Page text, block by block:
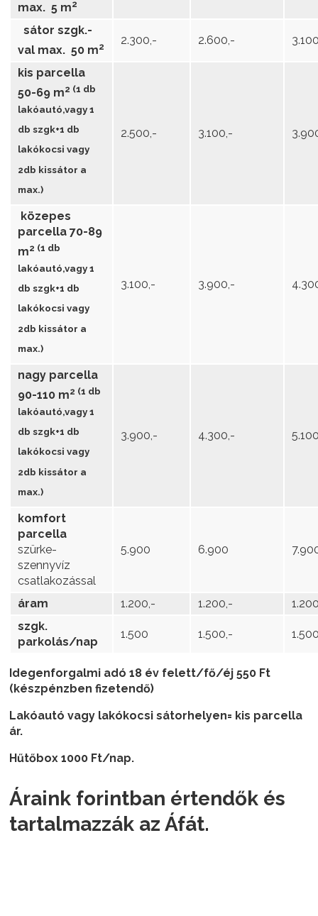
max. 5 m2
sátor szgk.-
val max. 50 m2 2.300,- 2.600,-
kis parcella
50-69 m2 (1 db
lakóautó,vagy 1
db szgk+1 db
lakókocsi vagy
2db kissátor a
max.)
2.500,- 3.100,-
közepes
parcella 70-89
m2 (1 db
lakóautó,vagy 1
db szgk+1 db
lakókocsi vagy
2db kissátor a
max.)
3.100,- 3.900,-
nagy parcella
90-110 m2 (1 db
lakóautó,vagy 1
db szgk+1 db
lakókocsi vagy
2db kissátor a
max.)
3.900,- 4.300,-
komfort
parcella
szürke-
szennyvíz
csatlakozással
5.900 6.900
áram 1.200,- 1.200,-
szgk.
parkolás/nap
1.500 1.500,-
Idegenforgalmi adó 18 év felett/fő/éj 550 Ft
(készpénzben fizetendő)
Lakóautó vagy lakókocsi sátorhelyen= kis parcella
ár.
Hűtőbox 1000 Ft/nap.
Áraink forintban értendők és
tartalmazzák az Áfát.